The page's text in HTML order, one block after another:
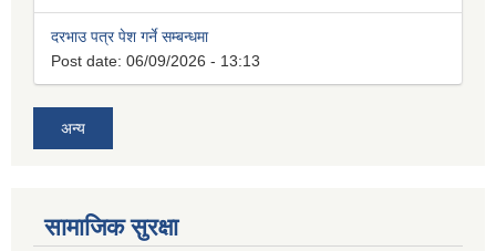
दरभाउ पत्र पेश गर्ने सम्बन्धमा
Post date: 06/09/2026 - 13:13
अन्य
सामाजिक सुरक्षा